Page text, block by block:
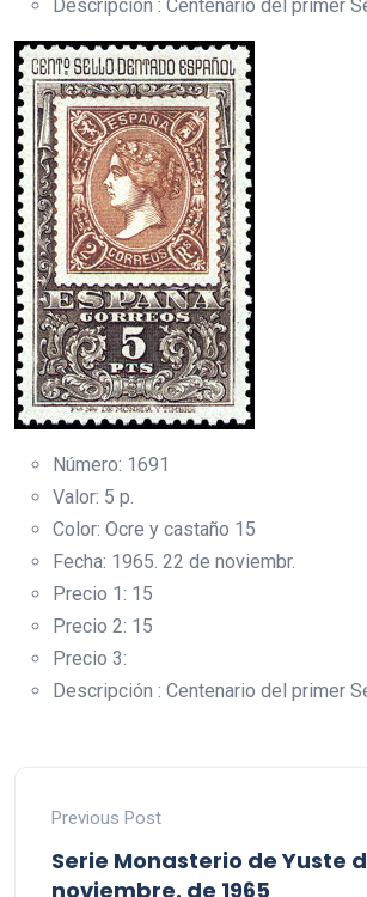
Descripción : Centenario del primer
Número: 1691
Valor: 5 p.
Color: Ocre y castaño 15
Fecha: 1965. 22 de noviembr.
Precio 1: 15
Precio 2: 15
Precio 3:
Descripción : Centenario del primer
Previous Post
Serie Monasterio de Yuste
noviembre. de 1965